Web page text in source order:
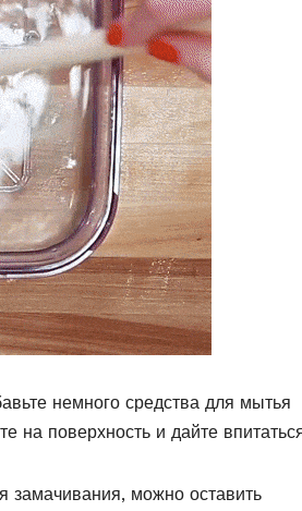
немного средства для мытья
на поверхность и дайте
замачивания, можно оставить